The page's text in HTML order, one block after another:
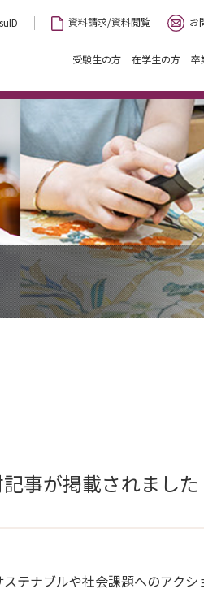
資料請求/資料閲覧 お
受験生の方 在学生の方 卒
事が掲載されました
テナブルや社会課題へのアクシ